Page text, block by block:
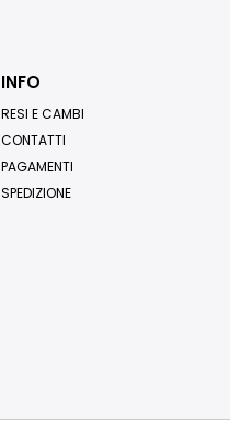
INFO
RESI E CAMBI
CONTATTI
PAGAMENTI
SPEDIZIONE